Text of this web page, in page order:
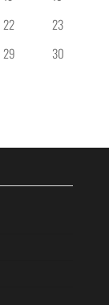
22
23
29
30